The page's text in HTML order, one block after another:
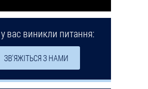
вас виникли питання:
ЗВ'ЯЖІТЬСЯ З НАМИ